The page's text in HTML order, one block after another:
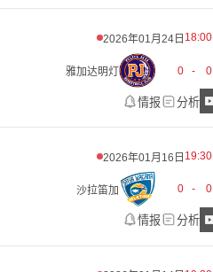
2026年01月24日 18:00
雅加达明灯 0 - 0
情报 分析
2026年01月16日 19:30
沙拉笛加 0 - 0
情报 分析